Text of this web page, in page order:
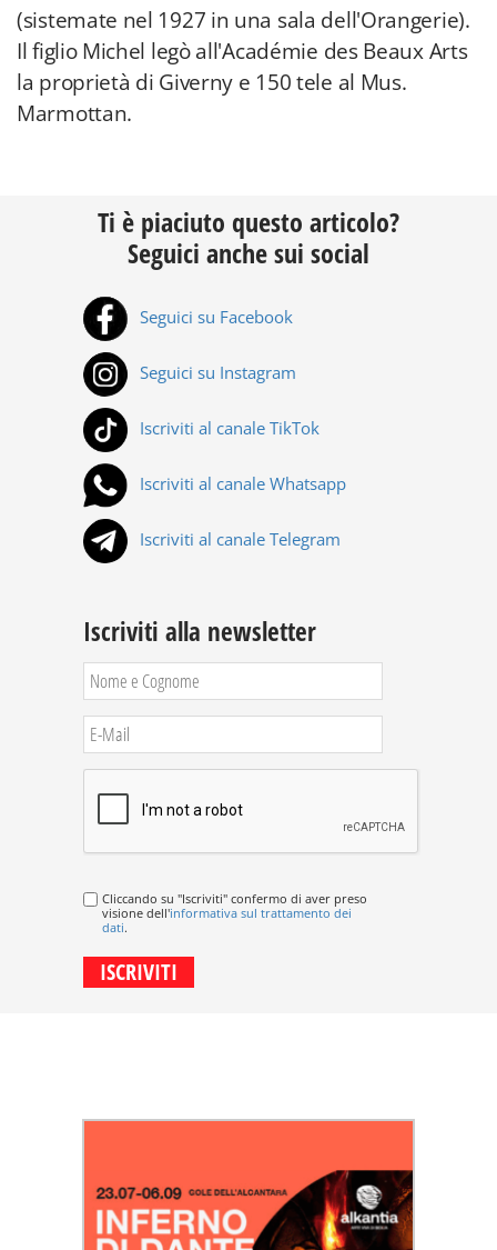
(sistemate nel 1927 in una sala dell'Orangerie).
Il figlio Michel legò all'Académie des Beaux Arts
la proprietà di Giverny e 150 tele al Mus.
Marmottan.
Ti è piaciuto questo articolo?
Seguici anche sui social
Seguici su Facebook
Seguici su Instagram
Iscriviti al canale TikTok
Iscriviti al canale Whatsapp
Iscriviti al canale Telegram
Iscriviti alla newsletter
Cliccando su "Iscriviti" confermo di aver preso
visione dell'informativa sul trattamento dei
dati.